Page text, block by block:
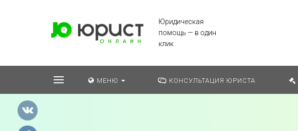
Юридическая
помощь — в один
клик
МЕНЮ КОНСУЛЬТАЦИЯ ЮРИСТА